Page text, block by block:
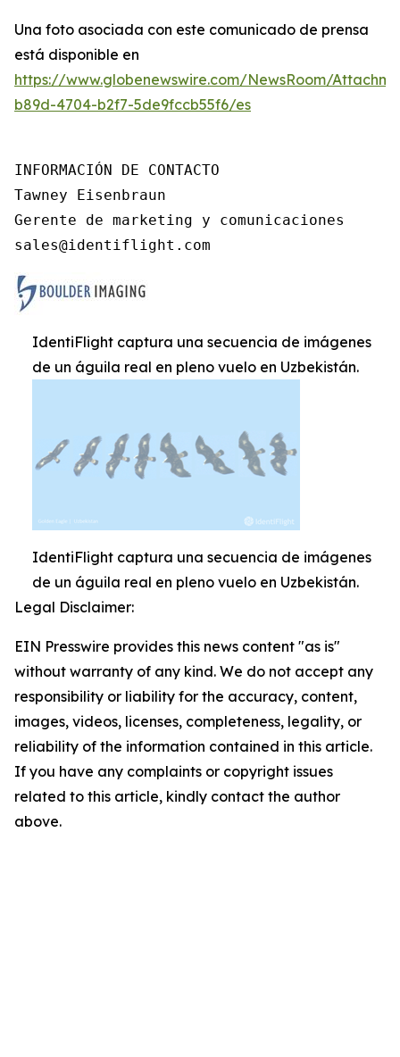
Una foto asociada con este comunicado de prensa
está disponible en
https://www.globenewswire.com/NewsRoom/
b89d-4704-b2f7-5de9fccb55f6/es
INFORMACIÓN DE CONTACTO
Tawney Eisenbraun
Gerente de marketing y comunicaciones
sales@identiflight.com
IdentiFlight captura una secuencia de imágenes
de un águila real en pleno vuelo en Uzbekistán.
IdentiFlight captura una secuencia de imágenes
de un águila real en pleno vuelo en Uzbekistán.
Legal Disclaimer:
EIN Presswire provides this news content "as is"
without warranty of any kind. We do not accept any
responsibility or liability for the accuracy, content,
images, videos, licenses, completeness, legality, or
reliability of the information contained in this article.
If you have any complaints or copyright issues
related to this article, kindly contact the author
above.